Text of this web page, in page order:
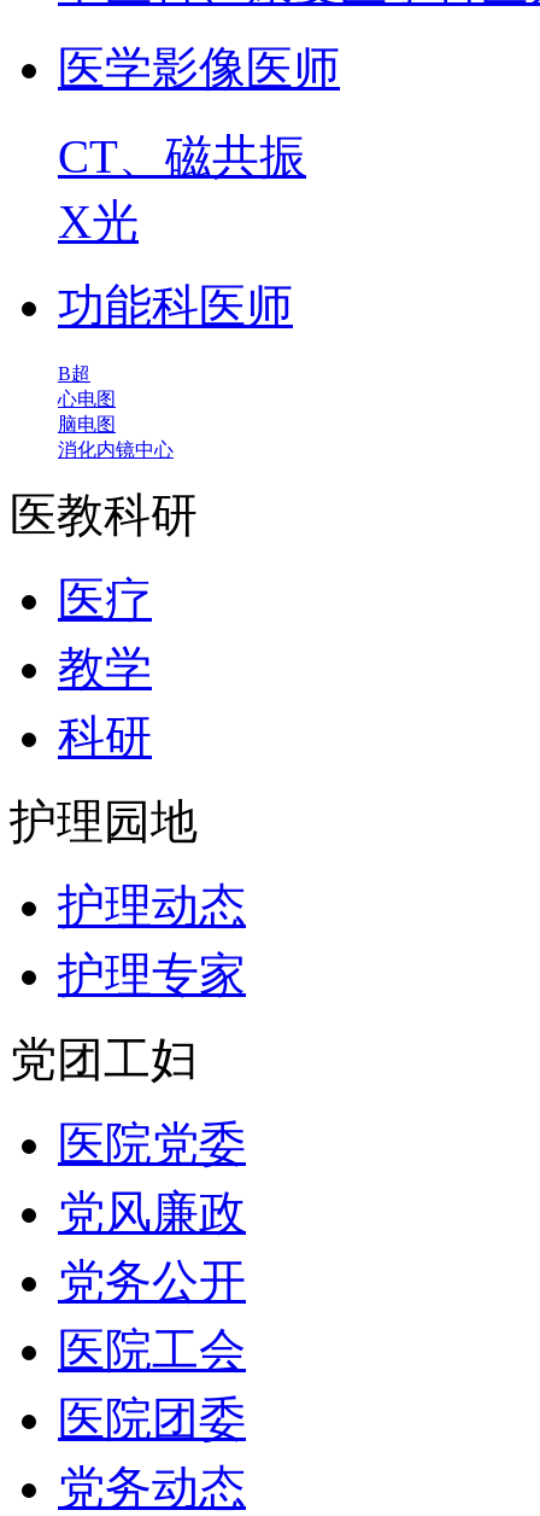
医学影像医师
CT、磁共振
X光
功能科医师
B超
心电图
脑电图
消化内镜中心
医教科研
医疗
教学
科研
护理园地
护理动态
护理专家
党团工妇
医院党委
党风廉政
党务公开
医院工会
医院团委
党务动态